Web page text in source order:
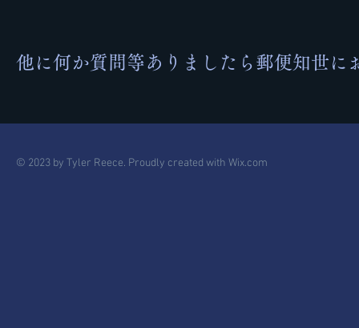
他に何か質問等ありましたら郵便知世に
© 2023 by Tyler Reece. Proudly created with Wix.com